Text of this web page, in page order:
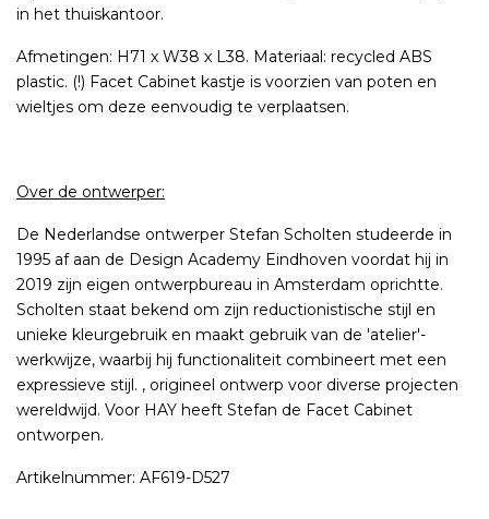
in het thuiskantoor.
Afmetingen: H71 x W38 x L38. Materiaal: recycled ABS
plastic. (!) Facet Cabinet kastje is voorzien van poten en
wieltjes om deze eenvoudig te verplaatsen.
Over de ontwerper:
De Nederlandse ontwerper Stefan Scholten studeerde in
1995 af aan de Design Academy Eindhoven voordat hij in
2019 zijn eigen ontwerpbureau in Amsterdam oprichtte.
Scholten staat bekend om zijn reductionistische stijl en
unieke kleurgebruik en maakt gebruik van de 'atelier'-
werkwijze, waarbij hij functionaliteit combineert met een
expressieve stijl. , origineel ontwerp voor diverse projecten
wereldwijd. Voor HAY heeft Stefan de Facet Cabinet
ontworpen.
Artikelnummer: AF619-D527